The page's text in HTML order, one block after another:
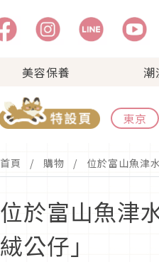
美容保養 潮
東京
首頁 購物 位於富山魚津
位於富山魚津
絨公仔」